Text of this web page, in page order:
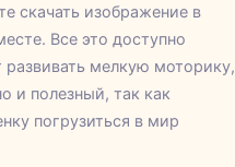
скачать изображение в
Все это доступно
развивать мелкую моторику,
и полезный, так как
погрузиться в мир